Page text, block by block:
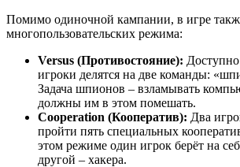
Помимо одиночной кампании, в игре
многопользовательских режима:
Versus (Противостояние): Доступно
игроки делятся на две команды:
Задача шпионов – взламывать
должны им в этом помешать.
Cooperation (Кооператив): Два
пройти пять специальных
этом режиме один игрок берёт на
другой – хакера.